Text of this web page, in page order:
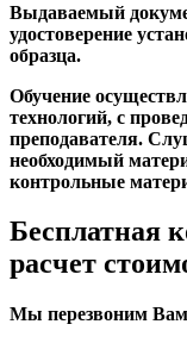
Выдаваемый
удостоверение
образца.
Обучение
технологий, с
преподавателя.
необходимый
контрольные
Бесплатная
расчет
Мы перезвоним Вам